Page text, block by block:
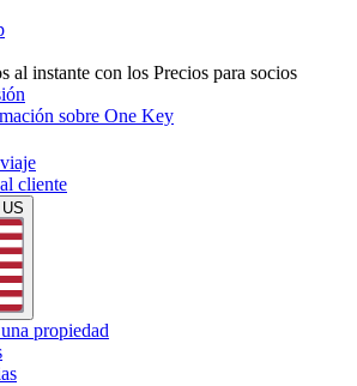
al instante con los Precios para socios
sobre One Key
cliente
propiedad